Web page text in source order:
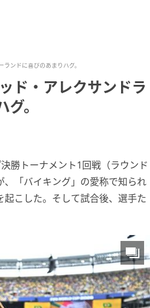
ンドに喜びのあまりハグ。
ド・アレクサンドラ
。
勝トーナメント1回戦（ラウンド
「バイキング」の愛称で知られ
こした。そして試合後、選手た